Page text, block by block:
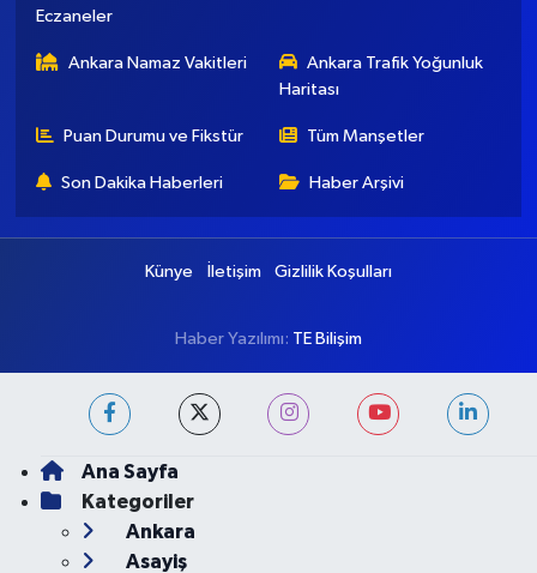
Eczaneler
Ankara Namaz Vakitleri
Ankara Trafik Yoğunluk
Haritası
Puan Durumu ve Fikstür Tüm Manşetler
Son Dakika Haberleri Haber Arşivi
Künye İletişim Gizlilik Koşulları
Haber Yazılımı: TE Bilişim
Ana Sayfa
Kategoriler
Ankara
Asayiş